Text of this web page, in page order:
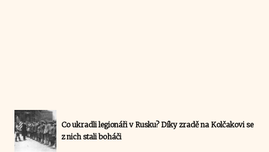
Co ukradli legionáři v Rusku? Díky zradě na Kolčakovi se
z nich stali boháči